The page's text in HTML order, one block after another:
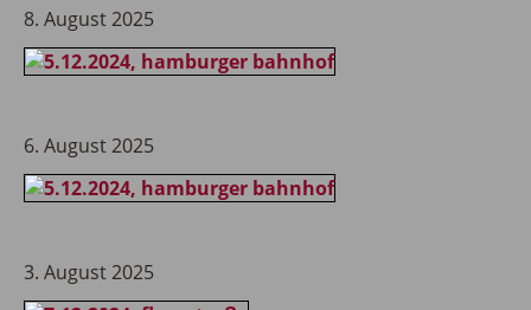
8. August 2025
6. August 2025
3. August 2025